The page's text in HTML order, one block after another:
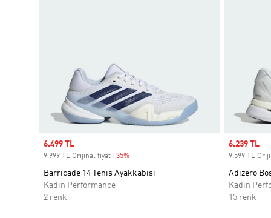
Sale price
6.499 TL
9.999 TL Orijinal fiyat -35%
Barricade 14 Tenis Ayakkabısı
Kadın Performance
2 renk
Sale price
6.239 TL
9.599 TL
Adizero
Kadın
15 renk